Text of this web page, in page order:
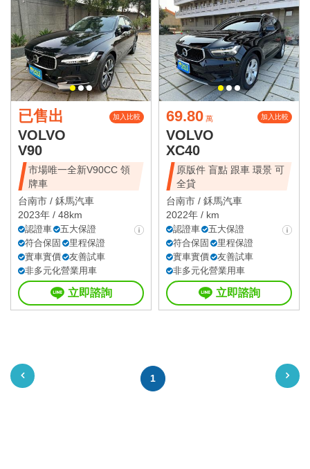
已售出 加入比較
VOLVO
V90
市場唯一全新V90CC 領
牌車
台南市 / 鉌馬汽車
2023年 / 48km
認證車
五大保證
符合保固
里程保證
實車實價
友善試車
非多元化營業用車
立即諮詢
69.80 萬 加入比較
VOLVO
XC40
原版件 盲點 跟車 環景 可
全貸
台南市 / 鉌馬汽車
2022年 / km
認證車
五大保證
符合保固
里程保證
實車實價
友善試車
非多元化營業用車
立即諮詢
1